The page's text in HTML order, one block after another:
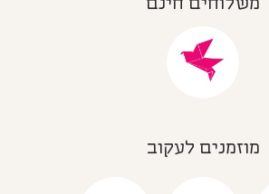
מוזמנים לעקוב